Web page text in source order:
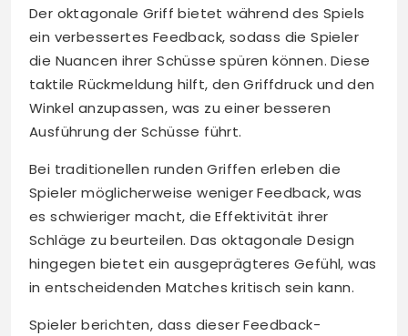
Der oktagonale Griff bietet während des Spiels
ein verbessertes Feedback, sodass die Spieler
die Nuancen ihrer Schüsse spüren können. Diese
taktile Rückmeldung hilft, den Griffdruck und den
Winkel anzupassen, was zu einer besseren
Ausführung der Schüsse führt.
Bei traditionellen runden Griffen erleben die
Spieler möglicherweise weniger Feedback, was
es schwieriger macht, die Effektivität ihrer
Schläge zu beurteilen. Das oktagonale Design
hingegen bietet ein ausgeprägteres Gefühl, was
in entscheidenden Matches kritisch sein kann.
Spieler berichten, dass dieser Feedback-